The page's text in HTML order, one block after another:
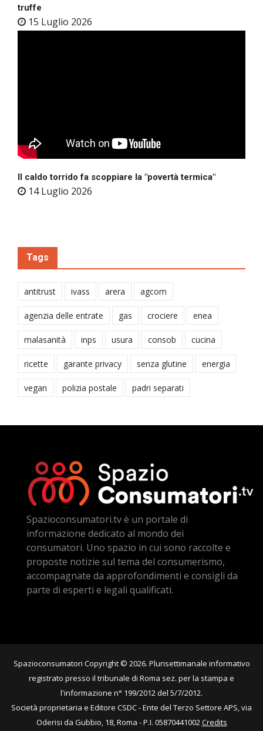
truffe
15 Luglio 2026
Il caldo torrido fa scoppiare la "povertà termica"
14 Luglio 2026
Tags
antitrust ivass arera agcom
agenzia delle entrate gas crociere enea
malasanità inps usura consob cucina
ricette garante privacy senza glutine energia
vegan polizia postale padri separati
Spazioconsumatori.tv è un portale di
informazione dedicato al mondo dei
consumatori. Uno spazio in cui sono raccolte e
proposte notizie sul tema del consumerismo,
accompagnate da approfondimenti e consigli da
parte di esperti e legali qualificati.
Spazioconsumatori Copyright © 2026. Plurisettimanale informativo
registrato presso il tribunale di Roma sez. per la stampa e
l'informazione n° 199/2012 del 5/7/2012.
Società proprietaria e Editore CSDC - Ente del Terzo Settore APS, via
Oderisi da Gubbio, 18, Roma - P.I. 05870441002Credits